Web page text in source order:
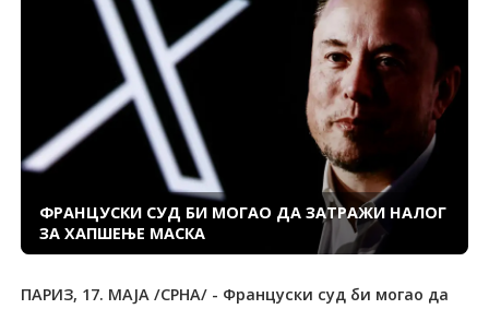
ФРАНЦУСКИ СУД БИ МОГАО ДА ЗАТРАЖИ НАЛОГ
ЗА ХАПШЕЊЕ МАСКА
ПАРИЗ, 17. МАЈА /СРНА/ - Француски суд би могао да